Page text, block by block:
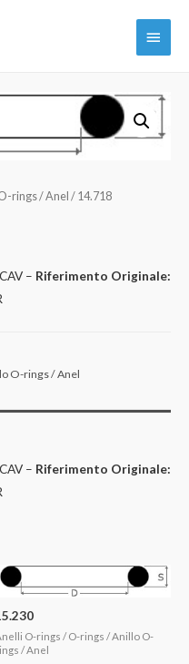
Menu
rings / Anel / 14.718
– Riferimento Originale:
O-rings / Anel
– Riferimento Originale:
O-rings / O-rings / Anillo O-
/ Anel